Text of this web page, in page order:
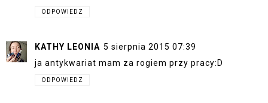
ODPOWIEDZ
KATHY LEONIA 5 sierpnia 2015 07:39
ja antykwariat mam za rogiem przy pracy:D
ODPOWIEDZ